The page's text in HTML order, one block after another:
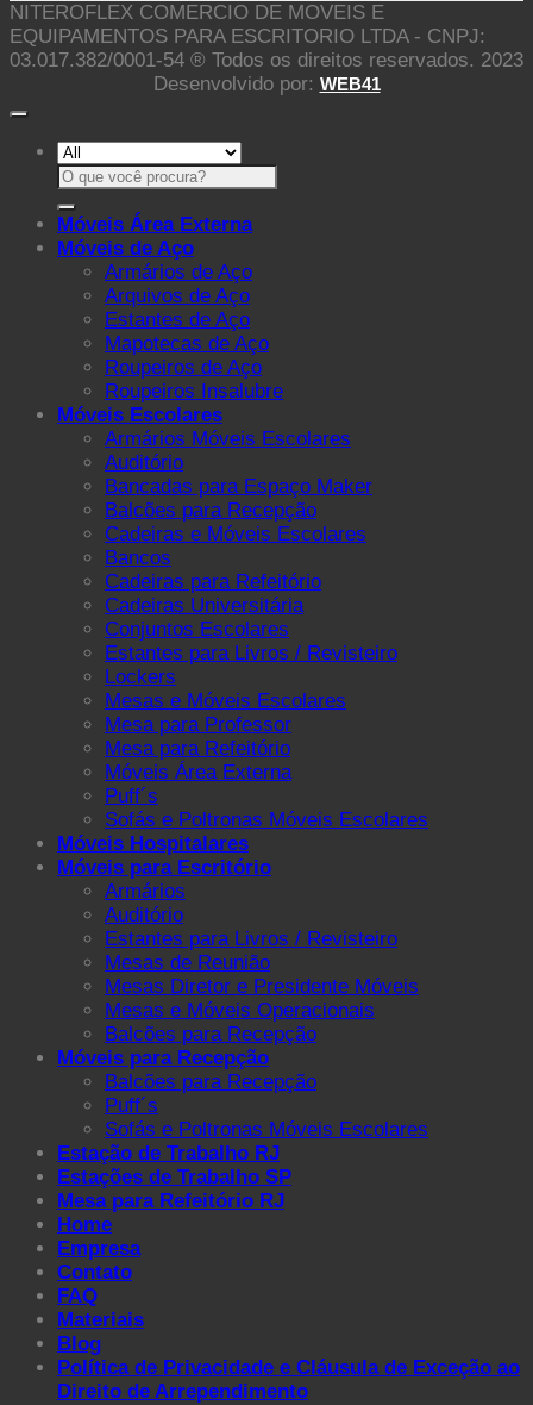
NITEROFLEX COMERCIO DE MOVEIS E
EQUIPAMENTOS PARA ESCRITORIO LTDA - CNPJ:
03.017.382/0001-54 ® Todos os direitos reservados. 2023
Desenvolvido por: WEB41
Pesquisar
por:
Móveis Área Externa
Móveis de Aço
Armários de Aço
Arquivos de Aço
Estantes de Aço
Mapotecas de Aço
Roupeiros de Aço
Roupeiros Insalubre
Móveis Escolares
Armários Móveis Escolares
Auditório
Bancadas para Espaço Maker
Balcões para Recepção
Cadeiras e Móveis Escolares
Bancos
Cadeiras para Refeitório
Cadeiras Universitária
Conjuntos Escolares
Estantes para Livros / Revisteiro
Lockers
Mesas e Móveis Escolares
Mesa para Professor
Mesa para Refeitório
Móveis Área Externa
Puff´s
Sofás e Poltronas Móveis Escolares
Móveis Hospitalares
Móveis para Escritório
Armários
Auditório
Estantes para Livros / Revisteiro
Mesas de Reunião
Mesas Diretor e Presidente Móveis
Mesas e Móveis Operacionais
Balcões para Recepção
Móveis para Recepção
Balcões para Recepção
Puff´s
Sofás e Poltronas Móveis Escolares
Estação de Trabalho RJ
Estações de Trabalho SP
Mesa para Refeitório RJ
Home
Empresa
Contato
FAQ
Materiais
Blog
Política de Privacidade e Cláusula de Exceção ao
Direito de Arrependimento